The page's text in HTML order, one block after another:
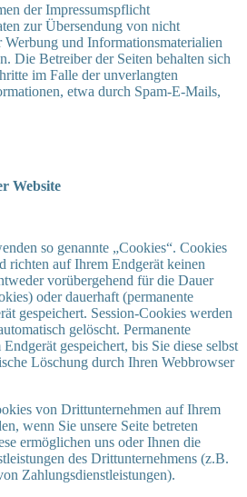
der Impressumspflicht
zur Übersendung von nicht
und Informationsmaterialien
Die Betreiber der Seiten behalten sich
im Falle der unverlangten
etwa durch Spam-E-Mails,
Website
so genannte „Cookies“. Cookies
richten auf Ihrem Endgerät keinen
vorübergehend für die Dauer
oder dauerhaft (permanente
gespeichert. Session-Cookies werden
gelöscht. Permanente
gespeichert, bis Sie diese selbst
Löschung durch Ihren Webbrowser
von Drittunternehmen auf Ihrem
wenn Sie unsere Seite betreten
ermöglichen uns oder Ihnen die
des Drittunternehmens (z.B.
Zahlungsdienstleistungen).